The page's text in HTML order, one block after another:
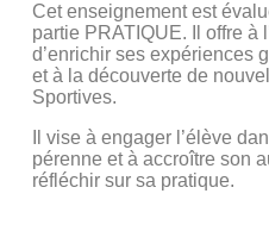
Cet enseignement est
partie PRATIQUE. Il offre à
d’enrichir ses expériences
et à la découverte de
Sportives.
Il vise à engager l’élève
pérenne et à accroître son
réfléchir sur sa pratique.